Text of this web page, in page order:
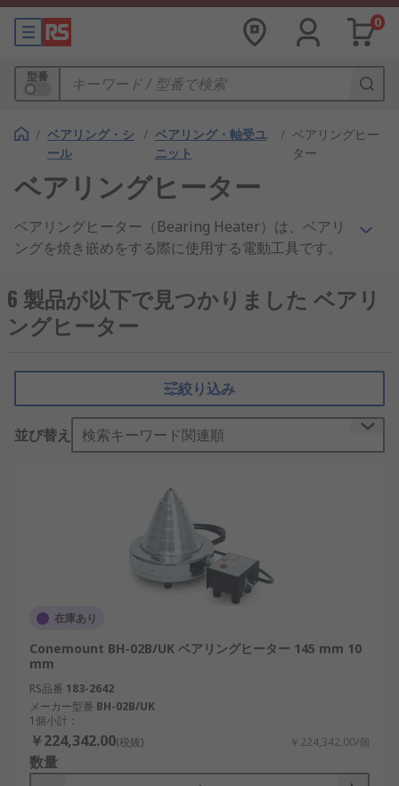
0
型番
/ ベアリング・シ
ール
/ ベアリング・軸受ユ
ニット
/ ベアリングヒー
ター
ベアリングヒーター
ベアリングヒーター（Bearing Heater）は、ベアリ
ングを焼き嵌めをする際に使用する電動工具です。
ベアリングヒーターの原理
ベアリングを取り付ける機器の軸とベアリングの穴
を嵌め合う方法の一つです。ベアリングやリング類
の内輪を誘導電流によって素早く均一に加熱し、内
輪系を熱膨張によって拡大させ､スムーズに挿入さ
ベアリングヒーターの特長
素早く適切な焼き嵌め- ベアリングヒーターは
素早く・均一に・不純物の入らない加熱を短
作業効率の向上
- ベアリングヒーターはベアリ
ングを円錐部に乗せるだけでバーにかける必
要がないので、作業効率が改善されます。
高い安全性 - 従来の焼き嵌め方法であるバーナ
ー、オイルバズと比べ、ベアリングヒーター
は火や油を使わないので、高い安全性を有し
6 製品が以下で見つかりました ベアリ
ングヒーター
絞り込み
並び替え 検索キーワード関連順
在庫あり
Conemount BH-02B/UK ベアリングヒーター 145 mm 10
mm
RS品番 183-2642
メーカー型番 BH-02B/UK
1個小計：
￥224,342.00(税抜) ￥224,342.00/個
数量